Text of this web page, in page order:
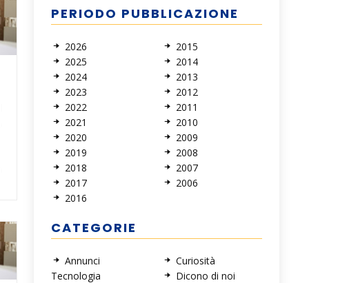
PERIODO PUBBLICAZIONE
2026
2025
2024
2023
2022
2021
2020
2019
2018
2017
2016
2015
2014
2013
2012
2011
2010
2009
2008
2007
2006
CATEGORIE
Annunci
Tecnologia
Curiosità
Dicono di noi